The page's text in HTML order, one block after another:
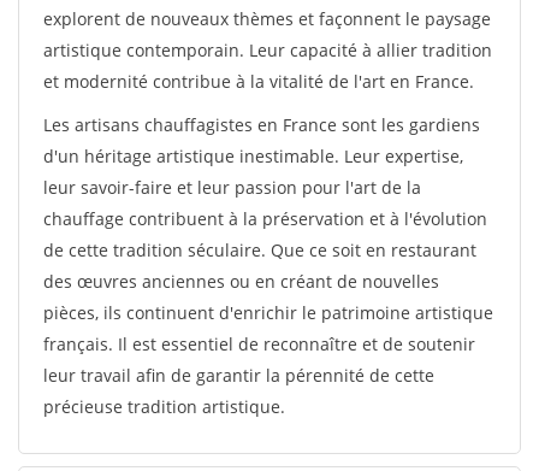
explorent de nouveaux thèmes et façonnent le paysage
artistique contemporain. Leur capacité à allier tradition
et modernité contribue à la vitalité de l'art en France.
Les artisans chauffagistes en France sont les gardiens
d'un héritage artistique inestimable. Leur expertise,
leur savoir-faire et leur passion pour l'art de la
chauffage contribuent à la préservation et à l'évolution
de cette tradition séculaire. Que ce soit en restaurant
des œuvres anciennes ou en créant de nouvelles
pièces, ils continuent d'enrichir le patrimoine artistique
français. Il est essentiel de reconnaître et de soutenir
leur travail afin de garantir la pérennité de cette
précieuse tradition artistique.